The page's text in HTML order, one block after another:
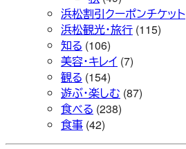
浜松割引クーポンチケット
浜松観光・旅行 (115)
知る (106)
美容・キレイ (7)
観る (154)
遊ぶ・楽しむ (87)
食べる (238)
食事 (42)